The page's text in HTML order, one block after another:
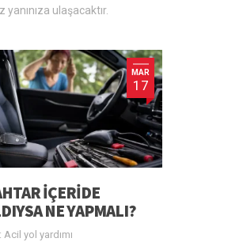
yanınıza ulaşacaktır.
MAR
17
IÇERIDE
NE YAPMALI?
Acil yol yardımı